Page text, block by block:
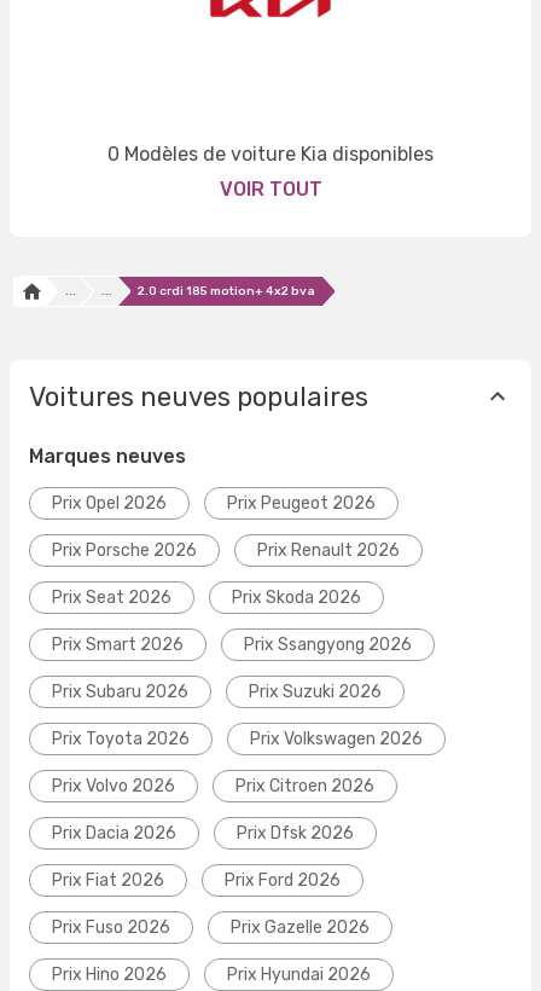
0 Modèles de voiture Kia disponibles
VOIR TOUT
... ... 2.0 crdi 185 motion+ 4x2 bva
Voitures neuves populaires
Marques neuves
Prix Opel 2026 Prix Peugeot 2026
Prix Porsche 2026 Prix Renault 2026
Prix Seat 2026 Prix Skoda 2026
Prix Smart 2026 Prix Ssangyong 2026
Prix Subaru 2026 Prix Suzuki 2026
Prix Toyota 2026 Prix Volkswagen 2026
Prix Volvo 2026 Prix Citroen 2026
Prix Dacia 2026 Prix Dfsk 2026
Prix Fiat 2026 Prix Ford 2026
Prix Fuso 2026 Prix Gazelle 2026
Prix Hino 2026 Prix Hyundai 2026